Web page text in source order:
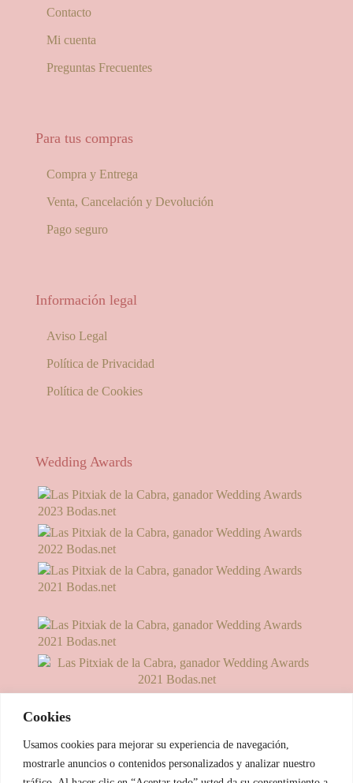
Cookies
Usamos cookies para mejorar su experiencia de navegación,
mostrarle anuncios o contenidos personalizados y analizar nuestro
Contacto
Mi cuenta
Preguntas Frecuentes
Para tus compras
Compra y Entrega
Venta, Cancelación y Devolución
Pago seguro
Información legal
Aviso Legal
Política de Privacidad
Política de Cookies
Wedding Awards